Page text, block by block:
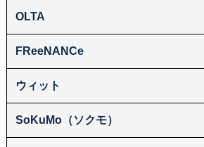
OLTA
FReeNANCe
ウィット
SoKuMo（ソクモ）